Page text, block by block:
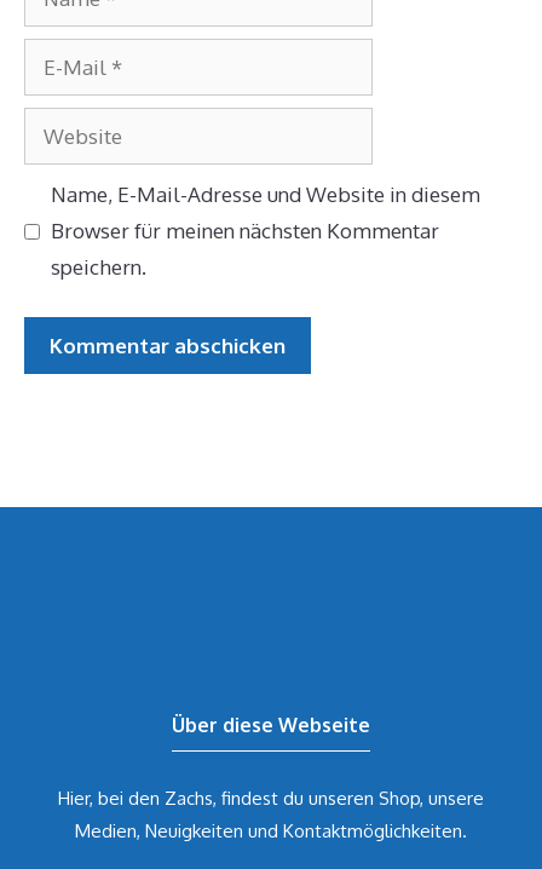
Mail
Website
Name, E-Mail-Adresse und Website in diesem
Browser für meinen nächsten Kommentar
speichern.
Über diese Webseite
Hier, bei den Zachs, findest du unseren Shop, unsere
Medien, Neuigkeiten und Kontaktmöglichkeiten.